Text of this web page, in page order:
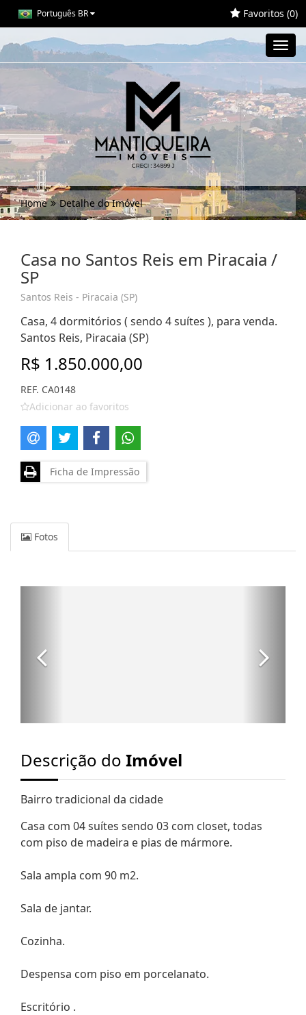
Português BR Favoritos (0)
Home Detalhe do Imóvel
Casa no Santos Reis em Piracaia /
SP
Santos Reis - Piracaia (SP)
Casa, 4 dormitórios ( sendo 4 suítes ), para venda.
Santos Reis, Piracaia (SP)
R$ 1.850.000,00
REF. CA0148
Adicionar ao favoritos
Ficha de Impressão
Fotos
Descrição do Imóvel
Bairro tradicional da cidade
Casa com 04 suítes sendo 03 com closet, todas
com piso de madeira e pias de mármore.
Sala ampla com 90 m2.
Sala de jantar.
Cozinha.
Despensa com piso em porcelanato.
Escritório .